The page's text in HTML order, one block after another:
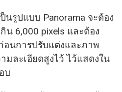
รูปแบบ Panorama จะต้อง
6,000 pixels และต้อง
นการปรับแต่งและภาพ
มละเอียดสูงไว้ ไว้แสดงใน
บ